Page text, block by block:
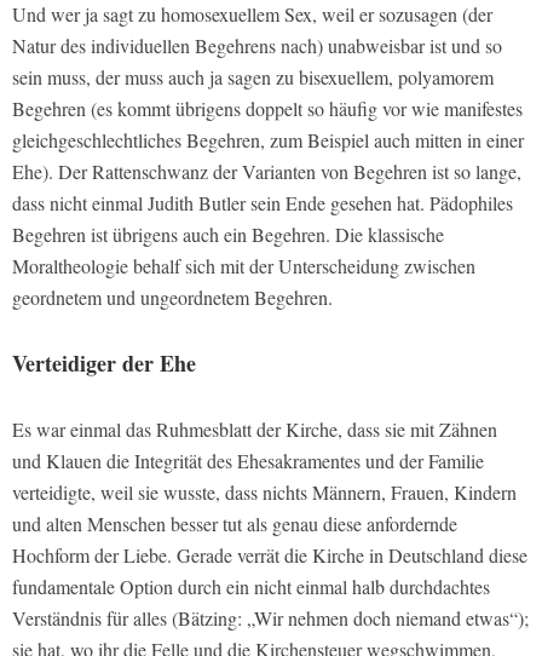
Und wer ja sagt zu homosexuellem Sex, weil er sozusagen (der
Natur des individuellen Begehrens nach) unabweisbar ist und so
sein muss, der muss auch ja sagen zu bisexuellem, polyamorem
Begehren (es kommt übrigens doppelt so häufig vor wie manifestes
gleichgeschlechtliches Begehren, zum Beispiel auch mitten in einer
Ehe). Der Rattenschwanz der Varianten von Begehren ist so lange,
dass nicht einmal Judith Butler sein Ende gesehen hat. Pädophiles
Begehren ist übrigens auch ein Begehren. Die klassische
Moraltheologie behalf sich mit der Unterscheidung zwischen
geordnetem und ungeordnetem Begehren.
Verteidiger der Ehe
Es war einmal das Ruhmesblatt der Kirche, dass sie mit Zähnen
und Klauen die Integrität des Ehesakramentes und der Familie
verteidigte, weil sie wusste, dass nichts Männern, Frauen, Kindern
und alten Menschen besser tut als genau diese anfordernde
Hochform der Liebe. Gerade verrät die Kirche in Deutschland diese
fundamentale Option durch ein nicht einmal halb durchdachtes
Verständnis für alles (Bätzing: „Wir nehmen doch niemand etwas“);
sie hat, wo ihr die Felle und die Kirchensteuer wegschwimmen,